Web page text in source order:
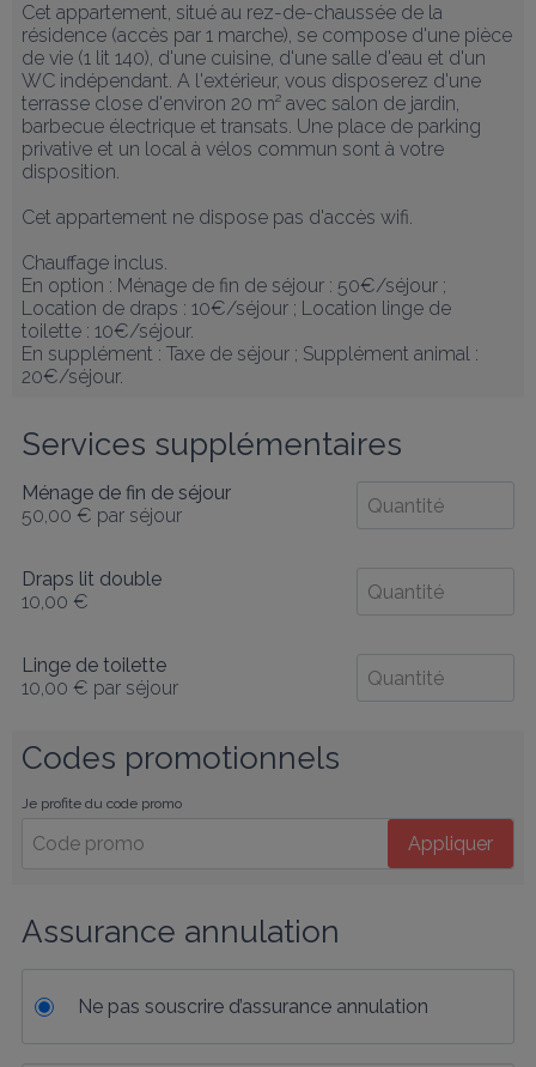
Cet appartement, situé au rez-de-chaussée de la
résidence (accès par 1 marche), se compose d'une pièce
de vie (1 lit 140), d'une cuisine, d'une salle d'eau et d'un
WC indépendant. A l'extérieur, vous disposerez d'une
terrasse close d'environ 20 m² avec salon de jardin,
barbecue électrique et transats. Une place de parking
privative et un local à vélos commun sont à votre
disposition.
Cet appartement ne dispose pas d'accès wifi.
Chauffage inclus.
En option : Ménage de fin de séjour : 50€/séjour ;
Location de draps : 10€/séjour ; Location linge de
toilette : 10€/séjour.
En supplément : Taxe de séjour ; Supplément animal :
20€/séjour.
Services supplémentaires
Ménage de fin de séjour
50,00 € par séjour
Draps lit double
10,00 €
Linge de toilette
10,00 € par séjour
Codes promotionnels
Je profite du code promo
Appliquer
Assurance annulation
Ne pas souscrire d’assurance annulation